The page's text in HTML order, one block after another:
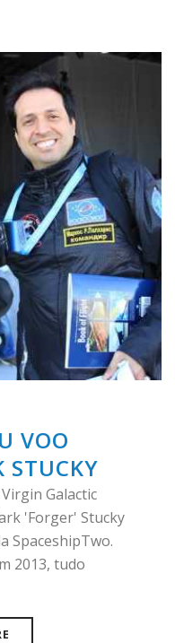
VOO
STUCKY
Galactic
'Forger' Stucky
SpaceshipTwo.
2013, tudo